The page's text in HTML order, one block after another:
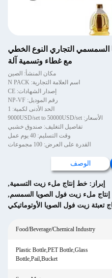
التجاري النوع الخطي
مع غطاء وتسمية آلة
مكان المنشأ: الصين
اسم العلامة التجارية: N PACK
إصدار الشهادات: CE
رقم الموديل: NP-VF
الحد الأدنى لكمية: 1
الأسعار: 9000USD/set to 50000USD/set
تفاصيل التغليف: صندوق خشبي
وقت التسليم: 40 يوم عمل
القدرة على العرض: 100 مجموعات
الوصف
إبراز: خط إنتاج ملء زيت التسمية,
ملء زيت فول الصويا السمسم,
تعبئة زيت فول الصويا الأوتوماتيكي
Food/Beverage/Chemical Industry
Plastic Bottle,PET Bottle,Glass
Bottle,Pail,Bucket